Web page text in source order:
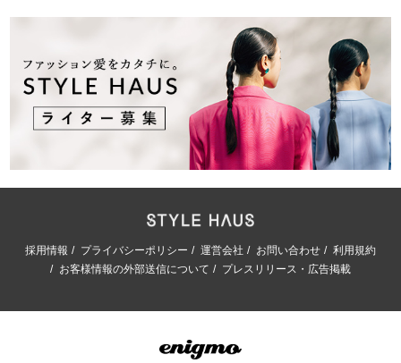
採用情報 プライバシーポリシー 運営会社 お問い合わせ
利用規約
お客様情報の外部送信について
プレスリリース・広告掲載